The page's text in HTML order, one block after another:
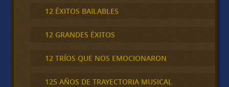
12 ÉXITOS BAILABLES
12 GRANDES ÉXITOS
12 TRÍOS QUE NOS EMOCIONARON
125 AÑOS DE TRAYECTORIA MUSICAL